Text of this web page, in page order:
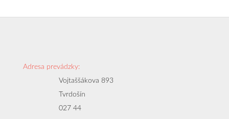
Adresa prevádzky:
Vojtaššákova 893
Tvrdošín
027 44